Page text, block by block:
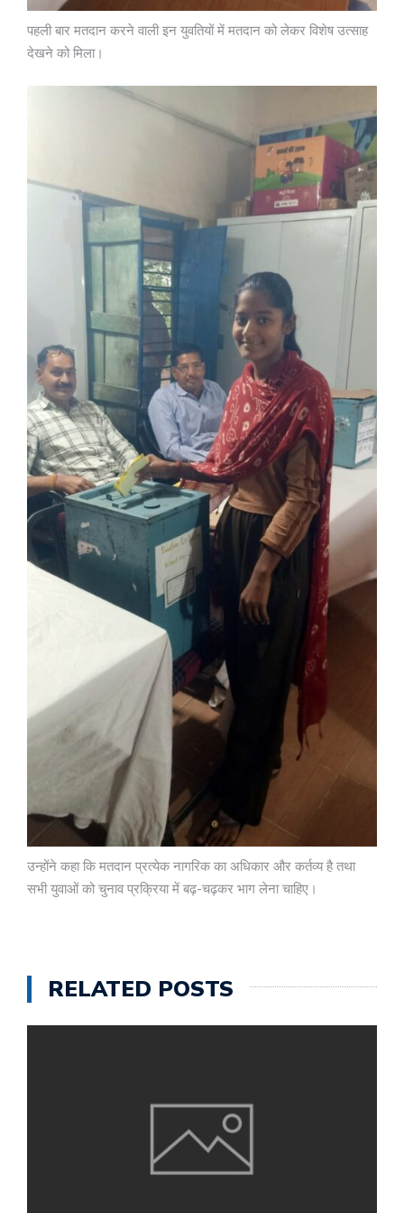
पहली बार मतदान करने वाली इन युवतियों में मतदान को लेकर विशेष उत्साह
देखने को मिला।
उन्होंने कहा कि मतदान प्रत्येक नागरिक का अधिकार और कर्तव्य है तथा
सभी युवाओं को चुनाव प्रक्रिया में बढ़-चढ़कर भाग लेना चाहिए।
RELATED POSTS